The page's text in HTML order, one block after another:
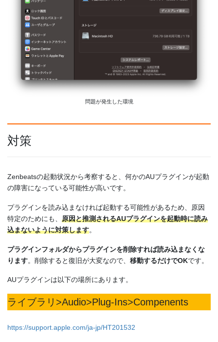
問題が発生した環境
対策
Zenbeatsの起動状況から考察すると、何かのAUプラグインが起動
の障害になっている可能性が高いです。
プラグインを読み込まなければ起動する可能性があるため、原因
特定のためにも、 原因と推測されるAUプラグインを起動時に読み
込まないように対策します。
プラグインフォルダからプラグインを削除すれば読み込まなくな
ります。削除すると復旧が大変なので、 移動するだけでOKです。
AUプラグインは以下の場所にあります。
ライブラリ>Audio>Plug-Ins>Compenents
https://support.apple.com/ja-jp/HT201532